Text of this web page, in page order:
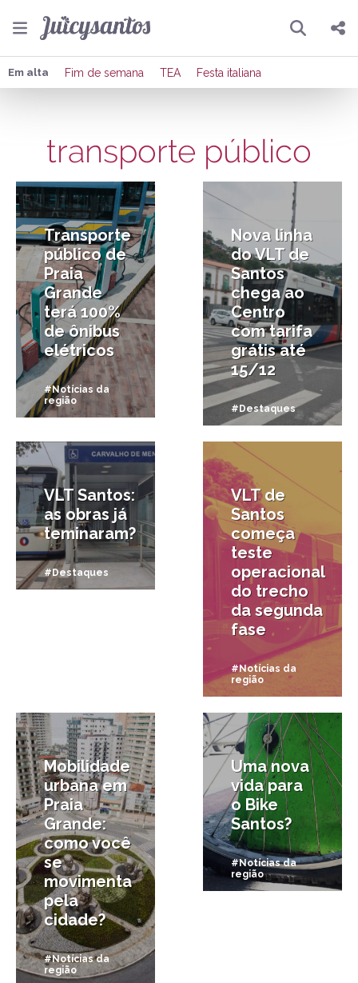
Pesquisar
Compartilhar
Enviar por Whatsapp
Publicar no Facebook
Publicar no X
Em alta Fim de semana TEA Festa italiana
transporte público
7/05/2026
Transporte
público de
Praia
Grande
terá 100%
de ônibus
elétricos
#Notícias da
região
Nova linha
do VLT de
Santos
chega ao
Centro
com tarifa
grátis até
15/12
#Destaques
VLT Santos:
as obras já
teminaram?
#Destaques
3/09/2024
VLT de
Santos
começa
teste
operacional
do trecho
da segunda
fase
#Notícias da
região
Mobilidade
urbana em
Praia
Grande:
como você
se
movimenta
pela
cidade?
#Notícias da
região
10/10/2017
Uma nova
vida para
o Bike
Santos?
#Notícias da
região